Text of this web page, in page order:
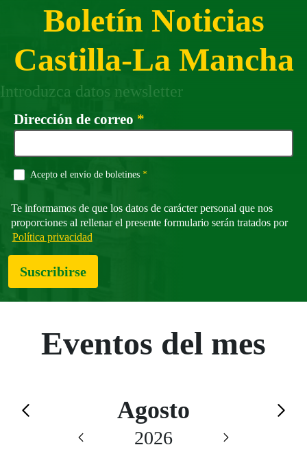
Boletín Noticias
Castilla-La Mancha
Introduzca datos newsletter
Dirección de correo *
Acepto el envío de boletines *Campo obligatorio
Te informamos de que los datos de carácter personal que nos
proporciones al rellenar el presente formulario serán tratados por
Política privacidad
Suscribirse
Eventos del mes
Calendario de Agosto
Saltar el calendario
Agosto
2026